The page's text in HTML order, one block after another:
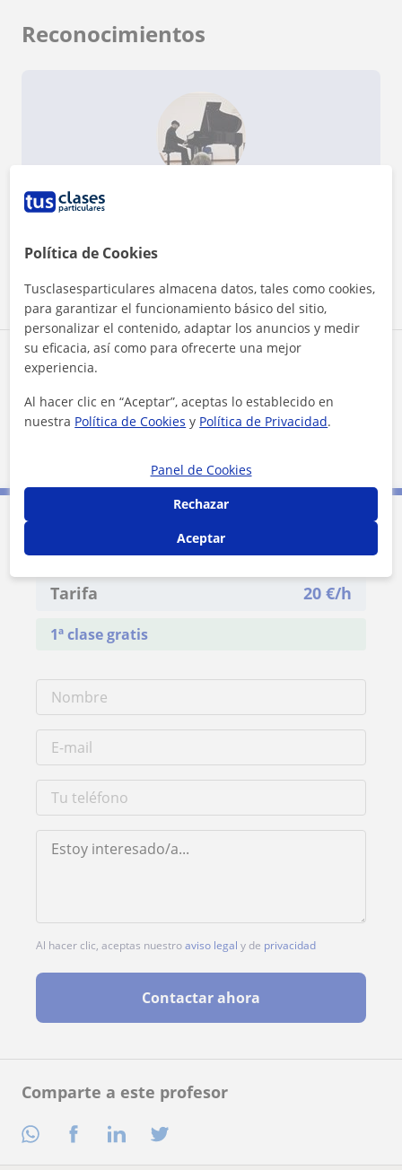
Comparte a este profesor
Reconocimientos
¿Quieres saber más de Rodrigo?
Zona de Rodrigo
Localidades a las que se desplaza para dar clase
Contacta con Rodrigo
Tarifa 20 €/h
1ª clase gratis
Al hacer clic, aceptas nuestroaviso legal y de privacidad
Contactar ahora
Política de Cookies
Tusclasesparticulares almacena datos, tales como cookies,
para garantizar el funcionamiento básico del sitio,
personalizar el contenido, adaptar los anuncios y medir
su eficacia, así como para ofrecerte una mejor
experiencia.
Al hacer clic en “Aceptar”, aceptas lo establecido en
nuestra Política de Cookies y Política de Privacidad.
Panel de Cookies
Rechazar
Aceptar